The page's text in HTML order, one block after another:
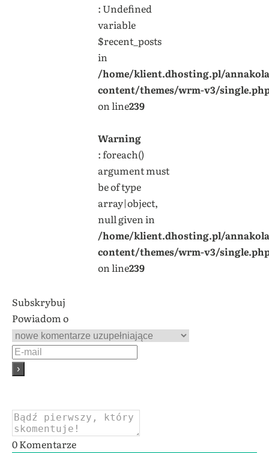
: Undefined
variable
$recent_posts
in
/home/klient.dhosting.pl/
content/themes/wrm-v3/
on line239
Warning
: foreach()
argument must
be of type
array|object,
null given in
/home/klient.dhosting.pl/
content/themes/wrm-v3/
on line239
Subskrybuj
Powiadom o
0Komentarze